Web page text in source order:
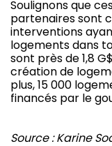
Soulignons que
partenaires sont
interventions
logements dans
sont près de 1,8
création de
plus, 15 000
financés par le
Source : Karine